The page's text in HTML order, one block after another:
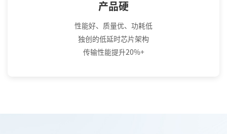
产品硬
性能好、质量优、功耗低
独创的低延时芯片架构
传输性能提升20%+